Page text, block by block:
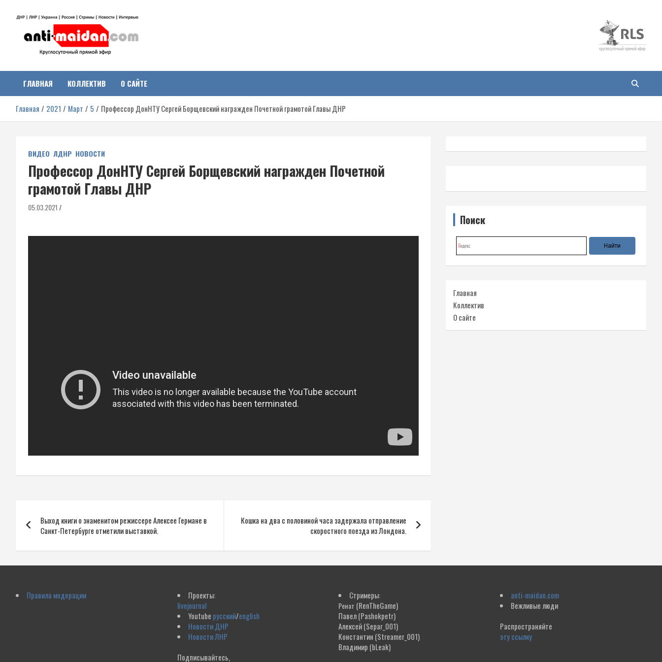
Антимайдан:
Гражданская война на
Украине
о гражданской войне на Украине, включая события в Новороссии,
ДНР, ЛНР и других регионах.
ГЛАВНАЯ КОЛЛЕКТИВ О САЙТЕ
Главная 2021 Март 5 Профессор ДонНТУ Сергей Борщевский награжден Почетной грамотой Главы ДНР
ВИДЕО ЛДНР НОВОСТИ
Профессор ДонНТУ Сергей Борщевский награжден Почетной
грамотой Главы ДНР
05.03.2021
по
записям
Выход книги о знаменитом режиссере Алексее Германе в
Санкт-Петербурге отметили выставкой.
Кошка на два с половиной часа задержала отправление
скоростного поезда из Лондона.
Поиск
Главная
Коллектив
О сайте
Правила модерации
Проекты:
livejournal
Youtube русский/english
Новости ДНР
Новости ЛНР
Подписывайтесь,
Стримеры:
Ренат (RenTheGame)
Павел(Pashokpetr)
Алексей(Separ_001)
Константин (Streamer_001)
Владимир (bLeak)
anti-maidan.com
Вежливые люди
Распространяйте
эту ссылку